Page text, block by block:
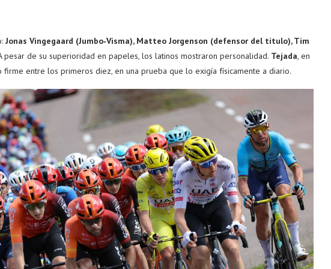
Jonas Vingegaard (Jumbo‑Visma), Matteo Jorgenson (defensor del título), Tim
pesar de su superioridad en papeles, los latinos mostraron personalidad. Tejada, en
firme entre los primeros diez, en una prueba que lo exigía físicamente a diario.